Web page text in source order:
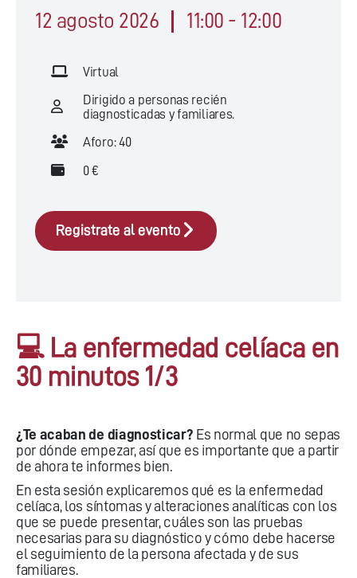
12 agosto 2026 11:00 - 12:00
Virtual
Dirigido a personas recién
diagnosticadas y familiares.
Aforo: 40
0 €
Registrate al evento
💻 La enfermedad celíaca en
30 minutos 1/3
¿Te acaban de diagnosticar? Es normal que no sepas
por dónde empezar, así que es importante que a partir
de ahora te informes bien.
En esta sesión explicaremos qué es la enfermedad
celíaca, los síntomas y alteraciones analíticas con los
que se puede presentar, cuáles son las pruebas
necesarias para su diagnóstico y cómo debe hacerse
el seguimiento de la persona afectada y de sus
familiares.